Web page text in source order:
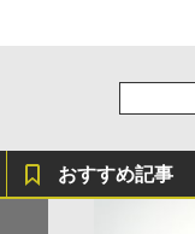
おすすめ記事